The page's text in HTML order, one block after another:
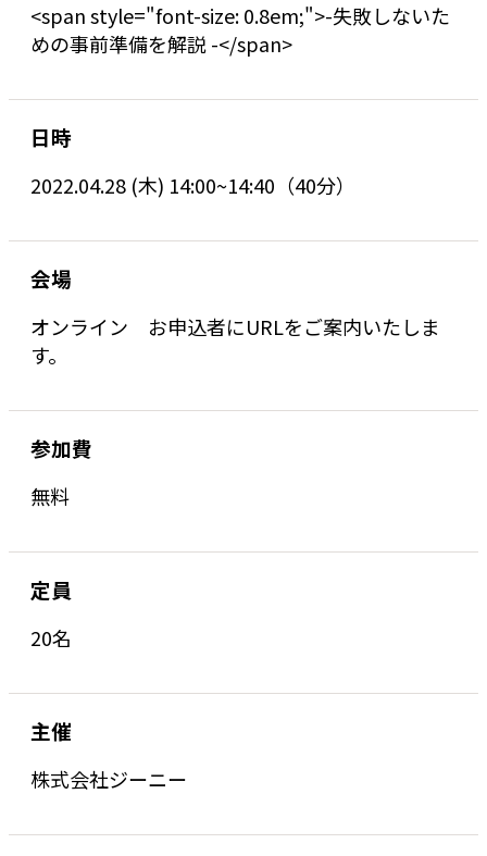
<span style="font-size: 0.8em;">-失敗しないた
めの事前準備を解説 -</span>
日時
2022.04.28 (木) 14:00~14:40（40分）
会場
オンライン お申込者にURLをご案内いたしま
す。
参加費
無料
定員
20名
主催
株式会社ジーニー